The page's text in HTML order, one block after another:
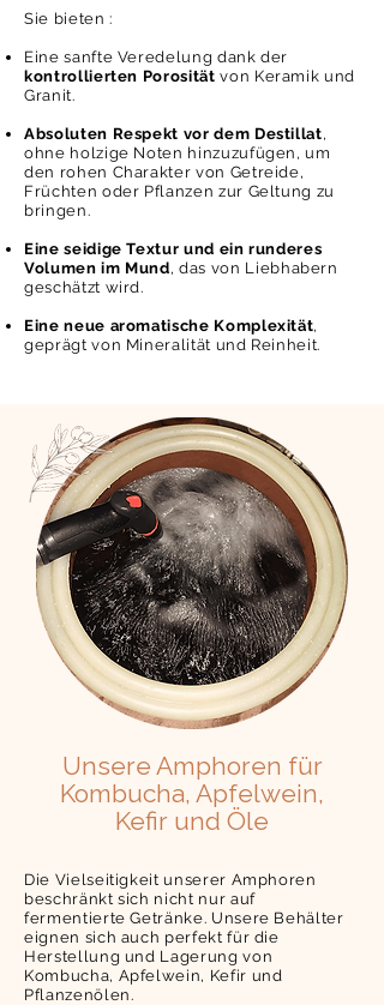
Sie bieten :
Eine sanfte Veredelung dank der
kontrollierten Porosität von Keramik und
Granit.
Absoluten Respekt vor dem Destillat,
ohne holzige Noten hinzuzufügen, um
den rohen Charakter von Getreide,
Früchten oder Pflanzen zur Geltung zu
bringen.
Eine seidige Textur und ein runderes
Volumen im Mund, das von Liebhabern
geschätzt wird.
Eine neue aromatische Komplexität,
geprägt von Mineralität und Reinheit.
Unsere Amphoren für
Kombucha, Apfelwein,
Kefir und Öle
Die Vielseitigkeit unserer Amphoren
beschränkt sich nicht nur auf
fermentierte Getränke. Unsere Behälter
eignen sich auch perfekt für die
Herstellung und Lagerung von
Kombucha, Apfelwein, Kefir und
Pflanzenölen.